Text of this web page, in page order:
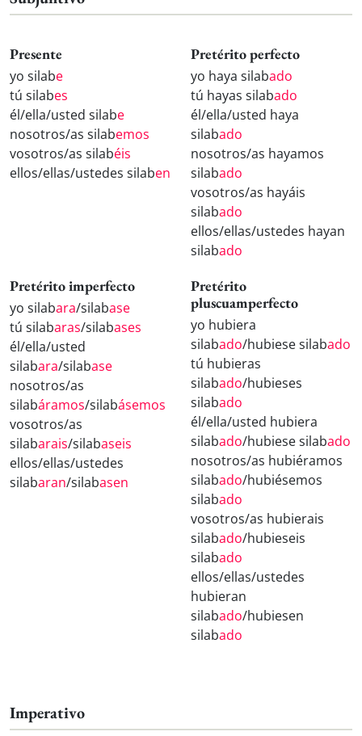
Presente
yo silabe
tú silabes
él/ella/usted silabe
nosotros/as silabemos
vosotros/as silabéis
ellos/ellas/ustedes silaben
Pretérito perfecto
yo haya silabado
tú hayas silabado
él/ella/usted haya
silabado
nosotros/as hayamos
silabado
vosotros/as hayáis
silabado
ellos/ellas/ustedes hayan
silabado
Pretérito imperfecto
yo silabara/silabase
tú silabaras/silabases
él/ella/usted
silabara/silabase
nosotros/as
silabáramos/silabásemos
vosotros/as
silabarais/silabaseis
ellos/ellas/ustedes
silabaran/silabasen
Pretérito
pluscuamperfecto
yo hubiera
silabado/hubiese silabado
tú hubieras
silabado/hubieses
silabado
él/ella/usted hubiera
silabado/hubiese silabado
nosotros/as hubiéramos
silabado/hubiésemos
silabado
vosotros/as hubierais
silabado/hubieseis
silabado
ellos/ellas/ustedes
hubieran
silabado/hubiesen
silabado
Imperativo